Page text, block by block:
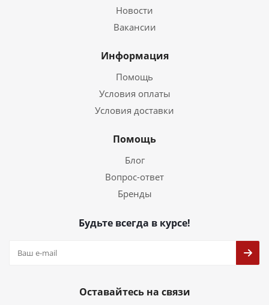
Новости
Вакансии
Информация
Помощь
Условия оплаты
Условия доставки
Помощь
Блог
Вопрос-ответ
Бренды
Будьте всегда в курсе!
Оставайтесь на связи